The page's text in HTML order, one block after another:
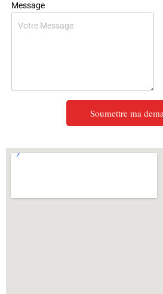
Message
Soumettre ma